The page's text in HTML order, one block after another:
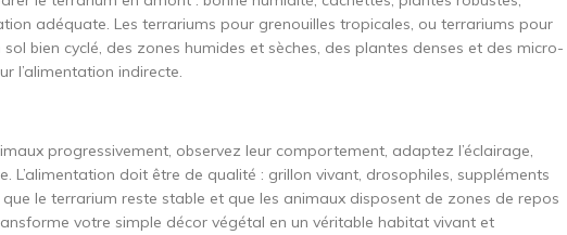
adéquate. Les terrariums pour grenouilles tropicales, ou terrariums pour
bien cyclé, des zones humides et sèches, des plantes denses et des micro-
l’alimentation indirecte.
progressivement, observez leur comportement, adaptez l’éclairage,
L’alimentation doit être de qualité : grillon vivant, drosophiles, suppléments
le terrarium reste stable et que les animaux disposent de zones de repos
votre simple décor végétal en un véritable habitat vivant et